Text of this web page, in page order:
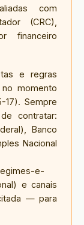
com
(CRC),
financeiro
e regras
momento
17). Sempre
contratar:
Banco
Nacional
e-
e canais
— para